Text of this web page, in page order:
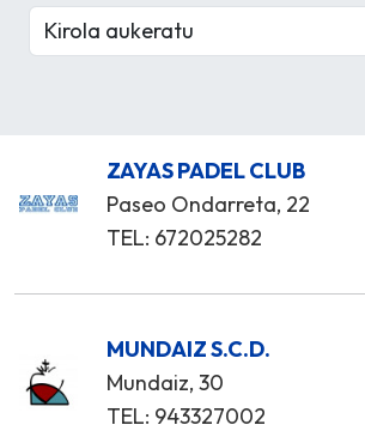
ZAYAS PADEL CLUB
Paseo Ondarreta, 22
TEL: 672025282
MUNDAIZ S.C.D.
Mundaiz, 30
TEL: 943327002